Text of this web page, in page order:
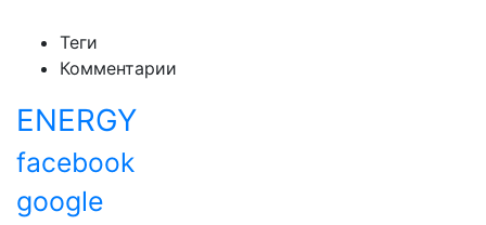
Теги
Комментарии
ENERGY
facebook
google